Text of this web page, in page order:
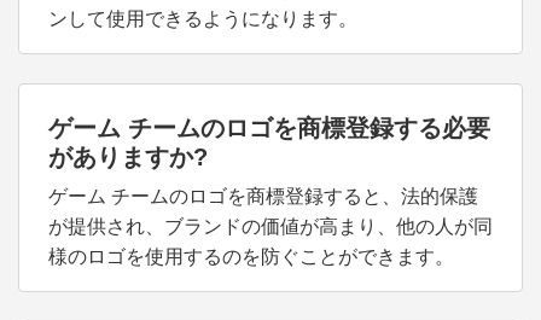
ンして使用できるようになります。
ゲーム チームのロゴを商標登録する必要
がありますか?
ゲーム チームのロゴを商標登録すると、法的保護
が提供され、ブランドの価値が高まり、他の人が同
様のロゴを使用するのを防ぐことができます。